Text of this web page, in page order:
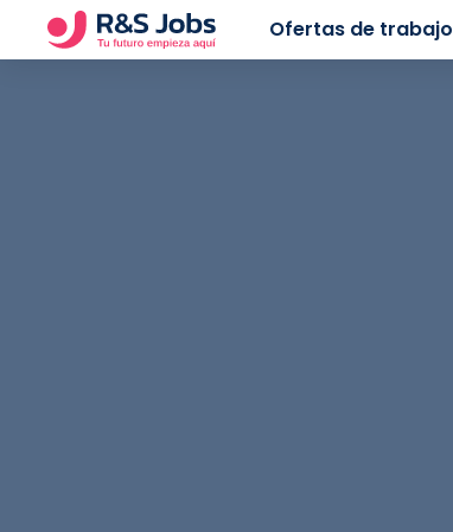
Ofertas de trabajo